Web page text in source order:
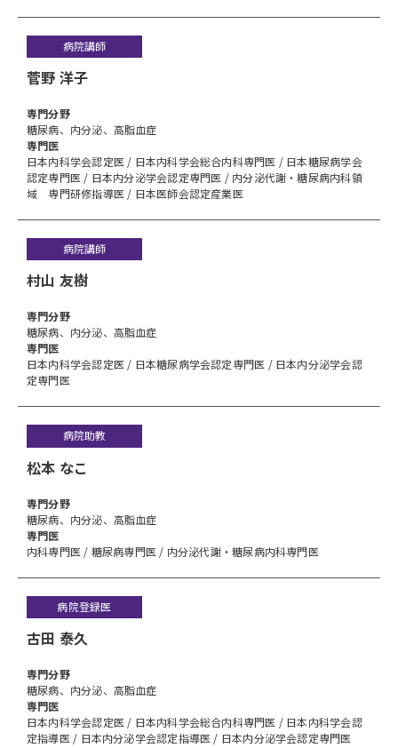
病院講師
菅野 洋子
専⾨分野
糖尿病、内分泌、高脂血症
専門医
日本内科学会認定医 / 日本内科学会総合内科専門医 / 日本糖尿病学会
認定専門医 / 日本内分泌学会認定専門医 / 内分泌代謝・糖尿病内科領
域 専門研修指導医 / 日本医師会認定産業医
病院講師
村山 友樹
専⾨分野
糖尿病、内分泌、高脂血症
専門医
日本内科学会認定医 / 日本糖尿病学会認定専門医 / 日本内分泌学会認
定専門医
病院助教
松本 なこ
専⾨分野
糖尿病、内分泌、高脂血症
専門医
内科専門医 / 糖尿病専門医 / 内分泌代謝・糖尿病内科専門医
病院登録医
古田 泰久
専⾨分野
糖尿病、内分泌、高脂血症
専門医
日本内科学会認定医 / 日本内科学会総合内科専門医 / 日本内科学会認
定指導医 / 日本内分泌学会認定指導医 / 日本内分泌学会認定専門医